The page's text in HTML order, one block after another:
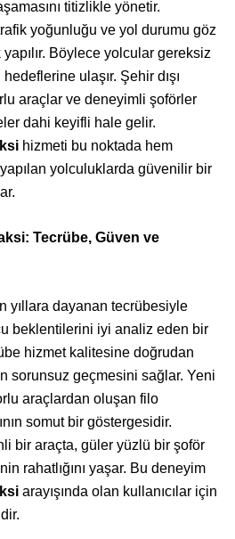
titizlikle yönetir.
yoğunluğu ve yol durumu göz
Böylece yolcular gereksiz
ulaşır. Şehir dışı
araçlar ve deneyimli şoförler
dahi keyifli hale gelir.
hizmeti bu noktada hem
yolculuklarda güvenilir bir
Tecrübe, Güven ve
yıllara dayanan tecrübesiyle
beklentilerini iyi analiz eden bir
hizmet kalitesine doğrudan
sorunsuz geçmesini sağlar. Yeni
araçlardan oluşan filo
somut bir göstergesidir.
bir araçta, güler yüzlü bir şoför
rahatlığını yaşar. Bu deneyim
arayışında olan kullanıcılar için